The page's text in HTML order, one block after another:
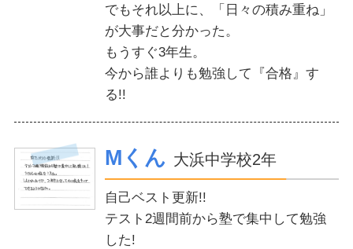
でもそれ以上に、「日々の積み重ね」
が大事だと分かった。
もうすぐ3年生。
今から誰よりも勉強して『合格』す
る!!
Mくん 大浜中学校2年
自己ベスト更新!!
テスト2週間前から塾で集中して勉強
した!